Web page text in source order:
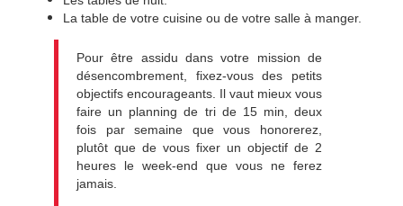
La table de votre cuisine ou de votre salle à manger.
Pour être assidu dans votre mission de
désencombrement, fixez-vous des petits
objectifs encourageants. Il vaut mieux vous
faire un planning de tri de 15 min, deux
fois par semaine que vous honorerez,
plutôt que de vous fixer un objectif de 2
heures le week-end que vous ne ferez
jamais.